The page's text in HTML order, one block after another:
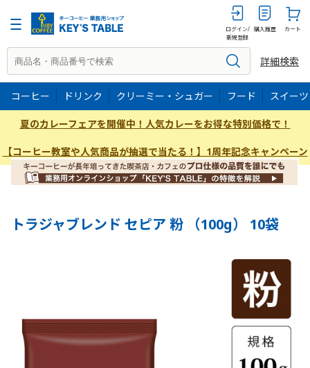
ログイン/
新規登録
購入履歴 カート
詳細検索
コーヒー ドリンク クリーミー・シュガー フード スイーツ
夏のカレーフェアを開催中！人気カレーをお得な特別価格で！
【コーヒー教室や人気商品が抽選で当たる！】1周年記念キャンペーン
トラジャブレンド セピア 粉 （100g） 10袋